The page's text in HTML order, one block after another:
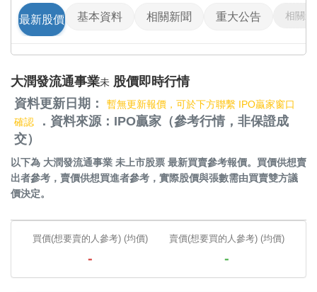
最新股價 基本資料 相關新聞 重大公告 相關影
大潤發流通事業未 股價即時行情
資料更新日期：
暫無更新報價，可於下方聯繫 IPO贏家窗口
確認
．資料來源：IPO贏家（參考行情，非保證成
交）
以下為 大潤發流通事業 未上市股票 最新買賣參考報價。買價供想賣
出者參考，賣價供想買進者參考，實際股價與張數需由買賣雙方議
價決定。
買價(想要賣的人參考) (均價)
-
賣價(想要買的人參考) (均價)
-